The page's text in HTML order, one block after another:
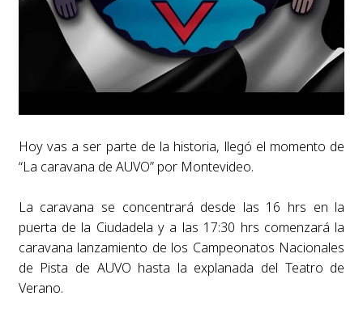
Hoy vas a ser parte de la historia, llegó el momento de
“La caravana de AUVO” por Montevideo.
La caravana se concentrará desde las 16 hrs en la
puerta de la Ciudadela y a las 17:30 hrs comenzará la
caravana lanzamiento de los Campeonatos Nacionales
de Pista de AUVO hasta la explanada del Teatro de
Verano.